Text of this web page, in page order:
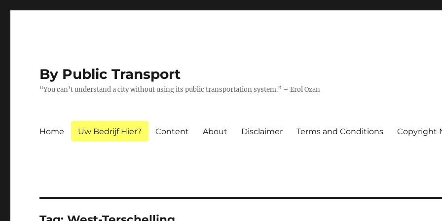
By Public Transport
“You can't understand a city without using its public transportation system.” – Erol Ozan
Home Uw Bedrijf Hier? Content About Disclaimer Terms and Conditions Copyright